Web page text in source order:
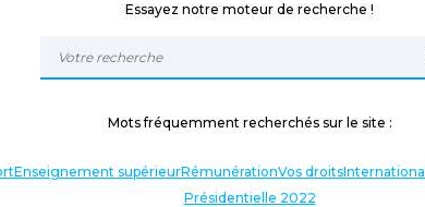
Essayez notre moteur de recherche !
Mots fréquemment recherchés sur le site :
Enseignement supérieurRémunérationVos droitsInternational
Présidentielle 2022